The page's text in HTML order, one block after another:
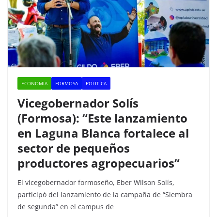
ECONOMIA FORMOSA POLITICA
Vicegobernador Solís
(Formosa): “Este lanzamiento
en Laguna Blanca fortalece al
sector de pequeños
productores agropecuarios”
El vicegobernador formoseño, Eber Wilson Solís,
participó del lanzamiento de la campaña de “Siembra
de segunda” en el campus de